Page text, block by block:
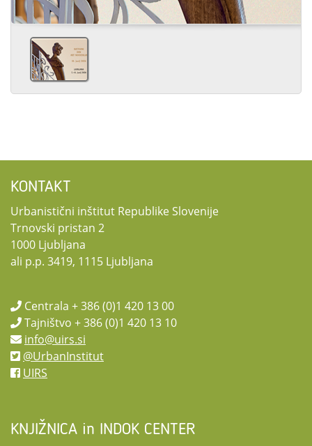
KONTAKT
Urbanistični inštitut Republike Slovenije
Trnovski pristan 2
1000 Ljubljana
ali p.p. 3419, 1115 Ljubljana
Centrala + 386 (0)1 420 13 00
Tajništvo + 386 (0)1 420 13 10
info@uirs.si
@UrbanInstitut
UIRS
KNJIŽNICA in INDOK CENTER